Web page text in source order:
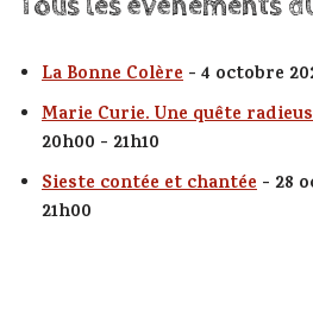
La Bonne Colère - 4 octobre
Marie Curie. Une quête
20h00 - 21h10
Sieste contée et chantée - 28
21h00